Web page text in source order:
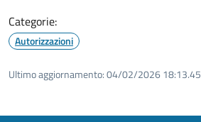
Categorie:
Autorizzazioni
Ultimo aggiornamento:04/02/2026 18:13.45